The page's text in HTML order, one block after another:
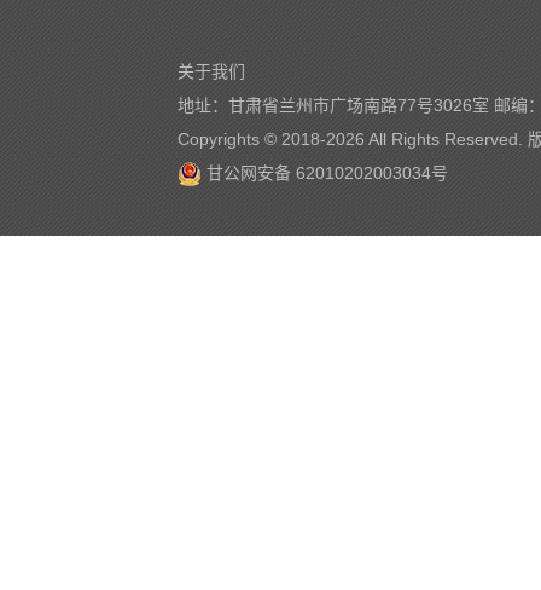
关于我们
地址：甘肃省兰州市广场南路77号3026室 邮编
Copyrights © 2018-2026 All Rights Reserved.
甘公网安备 62010202003034号